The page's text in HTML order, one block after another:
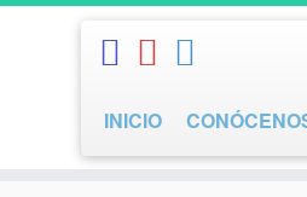
INICIO